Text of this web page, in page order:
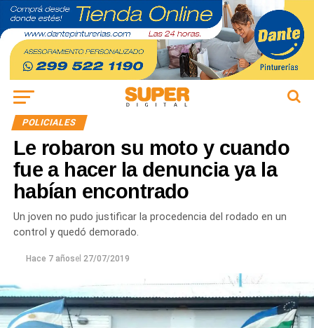
POLICIALES
Le robaron su moto y cuando
fue a hacer la denuncia ya la
habían encontrado
Un joven no pudo justificar la procedencia del rodado en un
control y quedó demorado.
Hace 7 añosel 27/07/2019